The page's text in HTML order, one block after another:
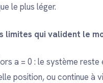
le plus léger.
limites qui valident le
a = 0 : le système reste
position, ou continue à